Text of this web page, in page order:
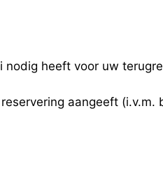
heeft voor uw
aangeeft (i.v.m.